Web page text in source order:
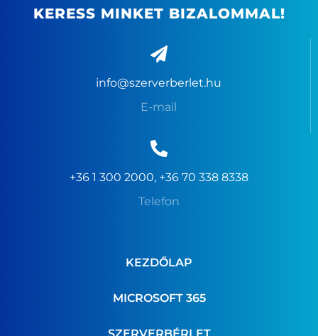
KERESS MINKET BIZALOMMAL!
info@szerverberlet.hu
E-mail
+36 1 300 2000, +36 70 338 8338
Telefon
KEZDŐLAP
MICROSOFT 365